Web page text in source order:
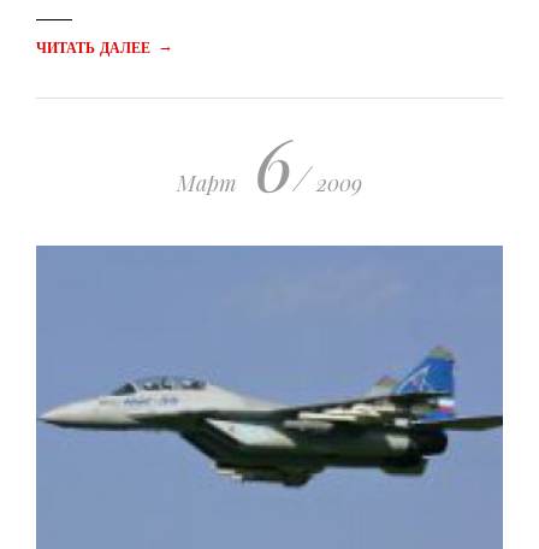
ЧИТАТЬ ДАЛЕЕ →
Март 6/ 2009